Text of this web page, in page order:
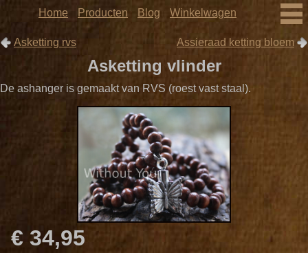
Home Producten Blog Winkelwagen
Asketting rvs Assieraad ketting bloem
Asketting vlinder
De ashanger is gemaakt van RVS (roest vast staal).
€ 34,95